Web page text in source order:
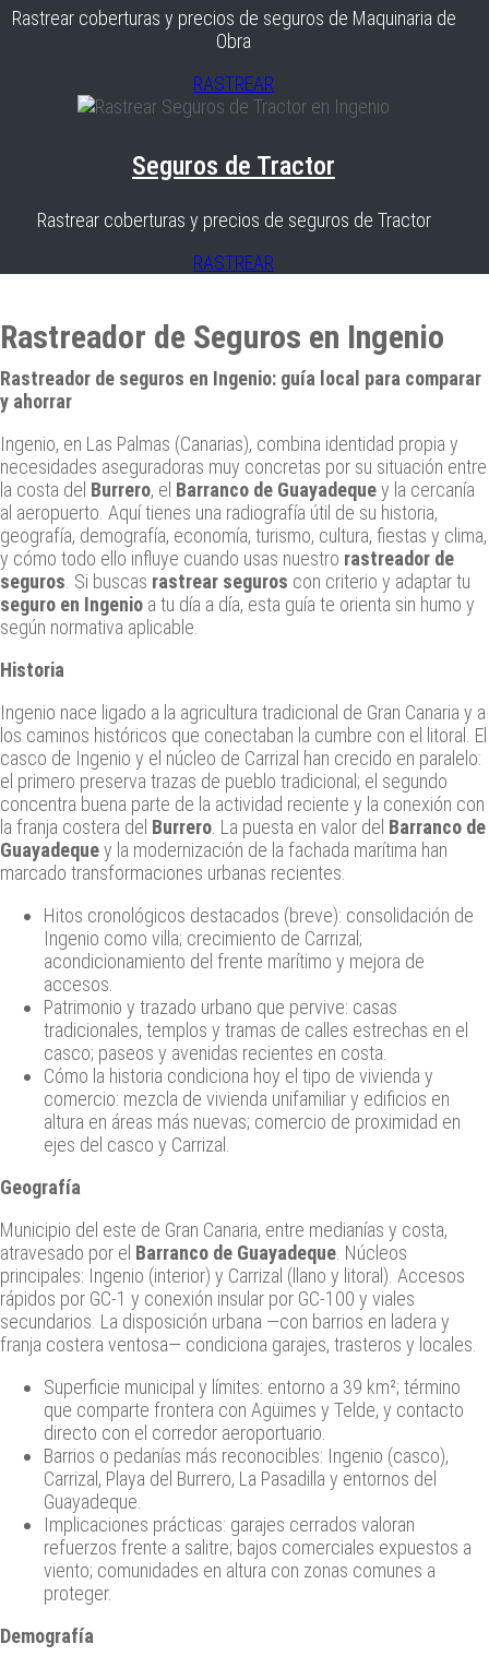
Rastrear coberturas y precios de seguros de Maquinaria de
Obra
RASTREAR
Seguros de Tractor
Rastrear coberturas y precios de seguros de Tractor
RASTREAR
Rastreador de Seguros en Ingenio
Rastreador de seguros en Ingenio: guía local para comparar
y ahorrar
Ingenio, en Las Palmas (Canarias), combina identidad propia y
necesidades aseguradoras muy concretas por su situación entre
la costa del Burrero, el Barranco de Guayadequey la cercanía
al aeropuerto. Aquí tienes una radiografía útil de su historia,
geografía, demografía, economía, turismo, cultura, fiestas y clima,
y cómo todo ello influye cuando usas nuestro rastreador de
seguros . Si buscas rastrear seguros con criterio y adaptar tu
seguro en Ingenio a tu día a día, esta guía te orienta sin humo y
según normativa aplicable.
Historia
Ingenio nace ligado a la agricultura tradicional de Gran Canaria y a
los caminos históricos que conectaban la cumbre con el litoral. El
casco de Ingenio y el núcleo de Carrizal han crecido en paralelo:
el primero preserva trazas de pueblo tradicional; el segundo
concentra buena parte de la actividad reciente y la conexión con
la franja costera del Burrero . La puesta en valor del Barranco de
Guayadequey la modernización de la fachada marítima han
marcado transformaciones urbanas recientes.
Hitos cronológicos destacados (breve): consolidación de
Ingenio como villa; crecimiento de Carrizal;
acondicionamiento del frente marítimo y mejora de
accesos.
Patrimonio y trazado urbano que pervive: casas
tradicionales, templos y tramas de calles estrechas en el
casco; paseos y avenidas recientes en costa.
Cómo la historia condiciona hoy el tipo de vivienda y
comercio: mezcla de vivienda unifamiliar y edificios en
altura en áreas más nuevas; comercio de proximidad en
ejes del casco y Carrizal.
Geografía
Municipio del este de Gran Canaria, entre medianías y costa,
atravesado por el Barranco de Guayadeque . Núcleos
principales: Ingenio (interior) y Carrizal (llano y litoral). Accesos
rápidos por GC‑1 y conexión insular por GC‑100 y viales
secundarios. La disposición urbana —con barrios en ladera y
franja costera ventosa— condiciona garajes, trasteros y locales.
Superficie municipal y límites: entorno a 39 km²; término
que comparte frontera con Agüimes y Telde, y contacto
directo con el corredor aeroportuario.
Barrios o pedanías más reconocibles: Ingenio (casco),
Carrizal, Playa del Burrero, La Pasadilla y entornos del
Guayadeque.
Implicaciones prácticas: garajes cerrados valoran
refuerzos frente a salitre; bajos comerciales expuestos a
viento; comunidades en altura con zonas comunes a
proteger.
Demografía